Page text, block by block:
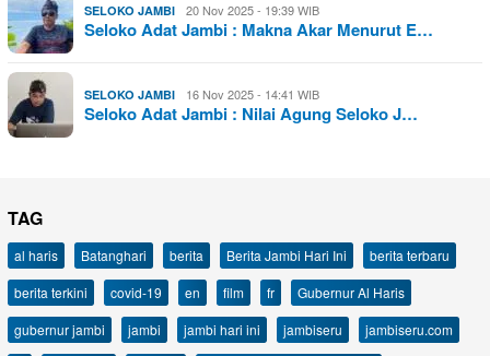
SELOKO JAMBI 20 Nov 2025 - 19:39 WIB
Seloko Adat Jambi : Makna Akar Menurut E…
SELOKO JAMBI 16 Nov 2025 - 14:41 WIB
Seloko Adat Jambi : Nilai Agung Seloko J…
TAG
al haris Batanghari berita Berita Jambi Hari Ini
berita terbaru
berita terkini
covid-19 en film fr
Gubernur Al Haris
gubernur jambi
jambi jambi hari ini jambiseru
jambiseru.com